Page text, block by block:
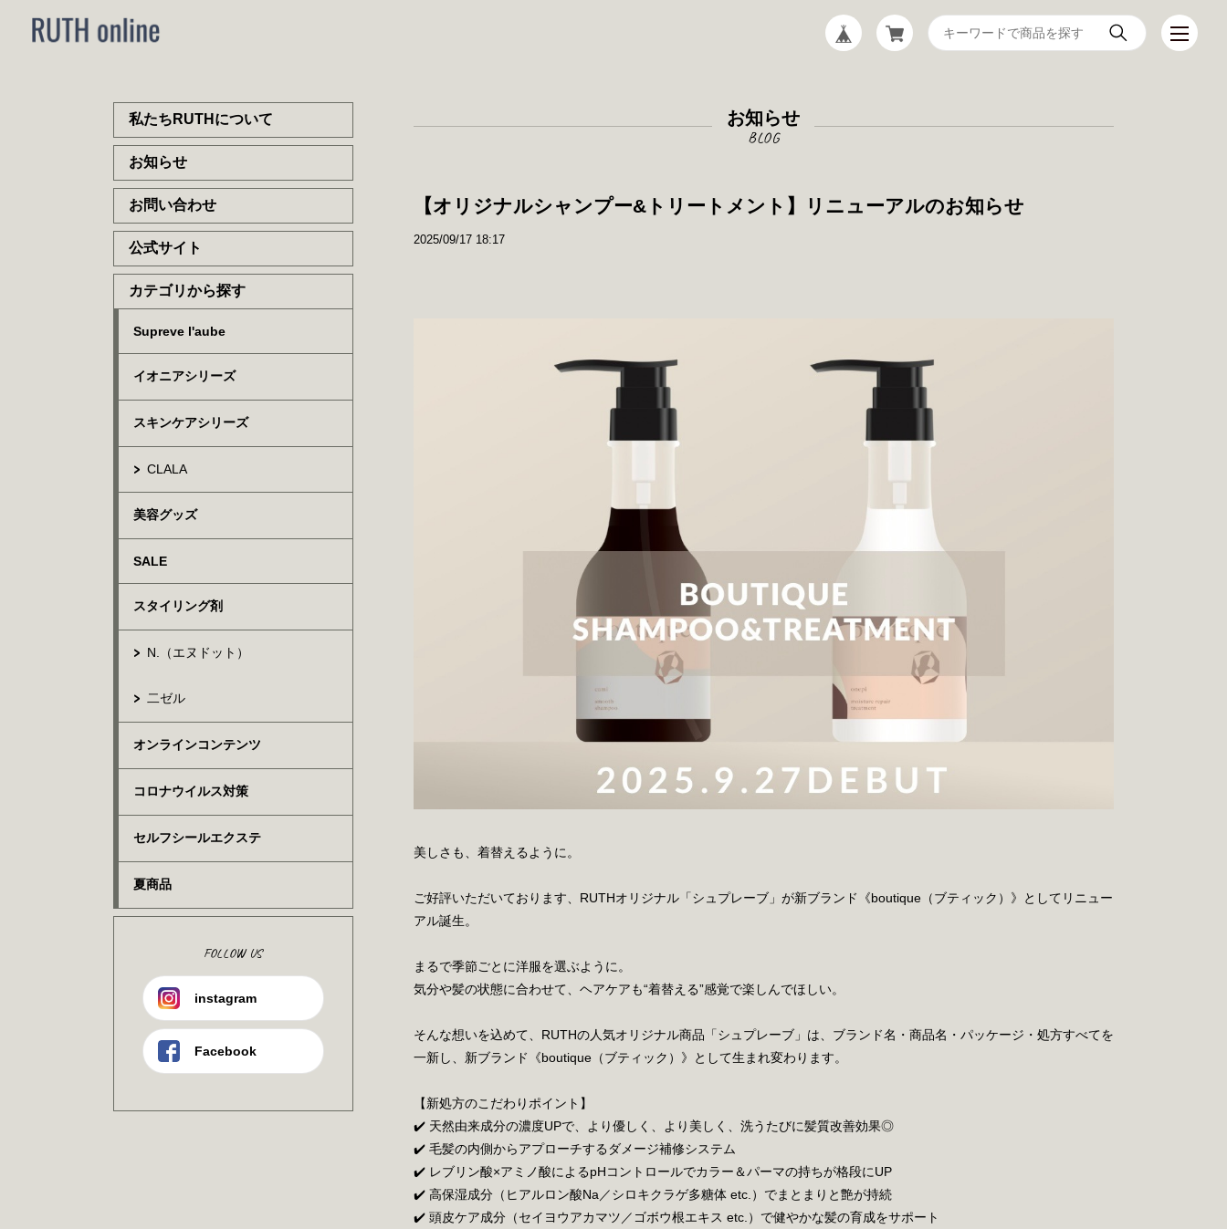
私たちRUTHについて
お知らせ
お問い合わせ
公式サイト
カテゴリから探す
Supreve l'aube
イオニアシリーズ
スキンケアシリーズ
CLALA
美容グッズ
SALE
スタイリング剤
N.（エヌドット）
二ゼル
オンラインコンテンツ
コロナウイルス対策
セルフシールエクステ
夏商品
FOLLOW US
instagram
Facebook
お知らせ
【オリジナルシャンプー&トリートメント】リニューアルのお知らせ
2025/09/17 18:17
美しさも、着替えるように。
ご好評いただいております、RUTHオリジナル「シュプレーブ」が新ブランド《boutique（ブティック）》としてリニュー
アル誕生。
まるで季節ごとに洋服を選ぶように。
気分や髪の状態に合わせて、ヘアケアも“着替える”感覚で楽しんでほしい。
そんな想いを込めて、RUTHの人気オリジナル商品「シュプレーブ」は、 ブランド名・商品名・パッケージ・処方すべてを
一新し、 新ブランド《boutique（ブティック）》として生まれ変わります。
【新処方のこだわりポイント】
✔️ 天然由来成分の濃度UPで、より優しく、より美しく、洗うたびに髪質改善効果◎
✔️ 毛髪の内側からアプローチするダメージ補修システム
✔️ レブリン酸×アミノ酸によるpHコントロールでカラー＆パーマの持ちが格段にUP
✔️ 高保湿成分（ヒアルロン酸Na／シロキクラゲ多糖体 etc.）でまとまりと艶が持続
✔️ 頭皮ケア成分（セイヨウアカマツ／ゴボウ根エキス etc.）で健やかな髪の育成をサポート